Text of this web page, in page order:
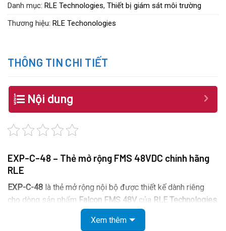
Danh mục: RLE Technologies, Thiết bị giám sát môi trường
Thương hiệu: RLE Techonologies
THÔNG TIN CHI TIẾT
Nội dung
EXP-C-48 – Thẻ mở rộng FMS 48VDC chính hãng
RLE
EXP-C-48 là thẻ mở rộng nội bộ được thiết kế dành riêng
cho dòng sản phẩm Falcon FMS 48V của RLE Technologies
Sản phẩm cho phép mở rộng thêm số lượng đầu vào tiếp
xúc khô, giúp hệ thống giám sát hoạt động ổn định, linh hoạt
Xem thêm